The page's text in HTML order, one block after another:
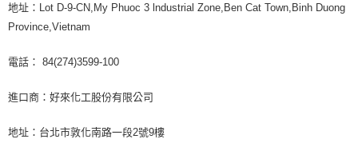
地址：Lot D-9-CN,My Phuoc 3 lndustrial Zone,Ben Cat Town,Binh Duong
Province,Vietnam
電話： 84(274)3599-100
進口商：好來化工股份有限公司
地址：台北市敦化南路一段2號9樓